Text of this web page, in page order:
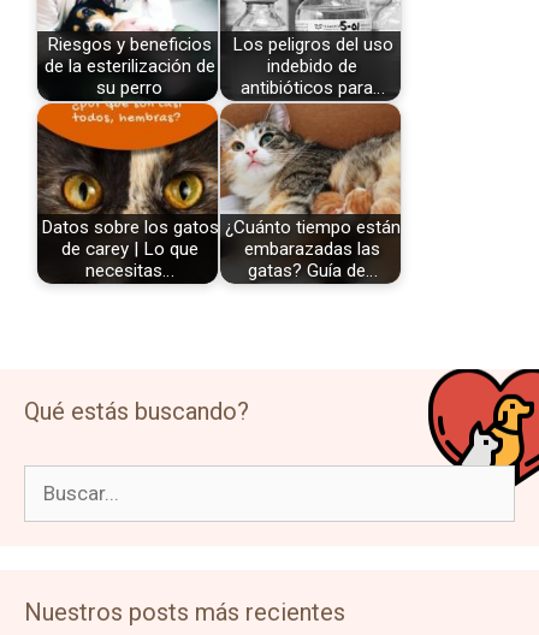
Riesgos y beneficios
de la esterilización de
su perro
Los peligros del uso
indebido de
antibióticos para…
Datos sobre los gatos
de carey | Lo que
necesitas…
¿Cuánto tiempo están
embarazadas las
gatas? Guía de…
Qué estás buscando?
Nuestros posts más recientes